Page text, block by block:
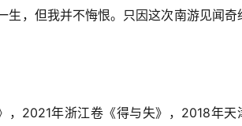
生，但我并不悔恨。只因这次南游见闻奇
，2021年浙江卷《得与失》，2018年天